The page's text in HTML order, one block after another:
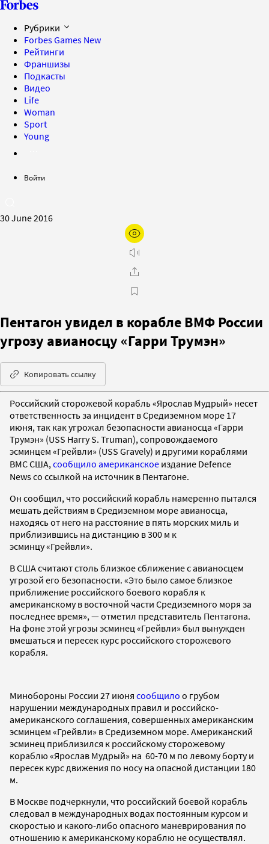
Рубрики
Forbes Games New
Рейтинги
Франшизы
Подкасты
Видео
Life
Woman
Sport
Young
Войти
30 June 2016
Пентагон увидел в корабле ВМФ России
угрозу авианосцу «Гарри Трумэн»
Копировать ссылку
Российский сторожевой корабль «Ярослав Мудрый» несет
ответственность за инцидент в Средиземном море 17
июня, так как угрожал безопасности авианосца «Гарри
Трумэн» (USS Harry S. Truman), сопровождаемого
эсминцем «Грейвли» (USS Gravely) и другими кораблями
ВМС США, сообщило американское издание Defence
Newsсо ссылкой на источник в Пентагоне.
Он сообщил, что российский корабль намеренно пытался
мешать действиям в Средиземном море авианосца,
находясь от него на расстояние в пять морских миль и
приблизившись на дистанцию в 300 м к
эсминцу«Грейвли».
В США считают столь близкое сближение с авианосцем
угрозой его безопасности. «Это было самое близкое
приближение российского боевого корабля к
американскому в восточной части Средиземного моря за
последнее время», — отметил представитель Пентагона.
На фоне этой угрозы эсминец «Грейвли» был вынужден
вмешаться и пересек курс российского сторожевого
корабля.
Минобороны России 27 июня сообщило о грубом
нарушении международных правил и российско-
американского соглашения, совершенных американским
эсминцем «Грейвли» в Средиземном море. Американский
эсминец приблизился к российскому сторожевому
кораблю «Ярослав Мудрый» на 60-70 м по левому борту и
пересек курс движения по носу на опасной дистанции 180
м.
В Москве подчеркнули, что российский боевой корабль
следовал в международных водах постоянным курсом и
скоростью и какого-либо опасного маневрирования по
отношению к американскому кораблю не осуществлял.